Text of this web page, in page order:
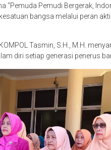
Pemudi Bergerak,
bangsa melalui peran
Tasmin, S.H., M.H.
diri setiap generasi penerus